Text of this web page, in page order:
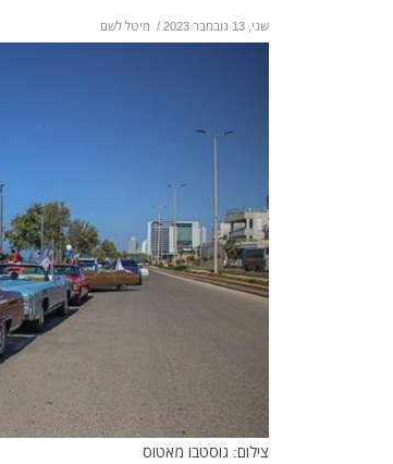
שני, 13 נובמבר 2023 / מיטל לשם
צילום: גוסטבו מאטוס